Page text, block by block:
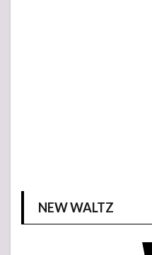
NEW WALTZ